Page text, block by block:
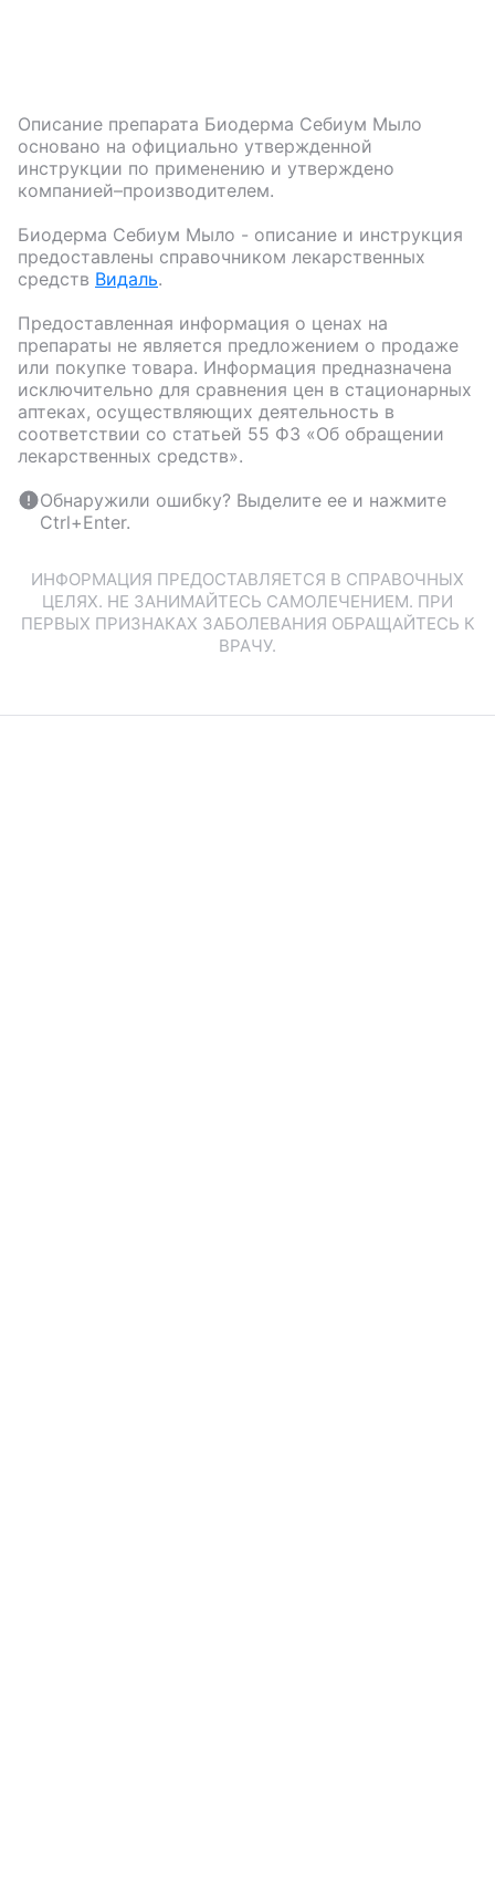
Описание препарата Биодерма Себиум Мыло
основано на официально утвержденной
инструкции по применению и утверждено
компанией–производителем.
Биодерма Себиум Мыло - описание и инструкция
предоставлены справочником лекарственных
средств Видаль.
Предоставленная информация о ценах на
препараты не является предложением о продаже
или покупке товара. Информация предназначена
исключительно для сравнения цен в стационарных
аптеках, осуществляющих деятельность в
соответствии со статьей 55 ФЗ «Об обращении
лекарственных средств».
Обнаружили ошибку? Выделите ее и нажмите
Ctrl+Enter.
ИНФОРМАЦИЯ ПРЕДОСТАВЛЯЕТСЯ В СПРАВОЧНЫХ
ЦЕЛЯХ. НЕ ЗАНИМАЙТЕСЬ САМОЛЕЧЕНИЕМ. ПРИ
ПЕРВЫХ ПРИЗНАКАХ ЗАБОЛЕВАНИЯ ОБРАЩАЙТЕСЬ К
ВРАЧУ.